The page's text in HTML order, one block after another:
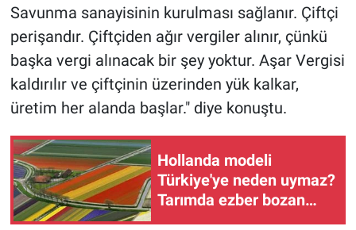
Savunma sanayisinin kurulması sağlanır. Çiftçi
perişandır. Çiftçiden ağır vergiler alınır, çünkü
başka vergi alınacak bir şey yoktur. Aşar Vergisi
kaldırılır ve çiftçinin üzerinden yük kalkar,
üretim her alanda başlar." diye konuştu.
Hollanda modeli
Türkiye'ye neden uymaz?
Tarımda ezber bozan
analiz